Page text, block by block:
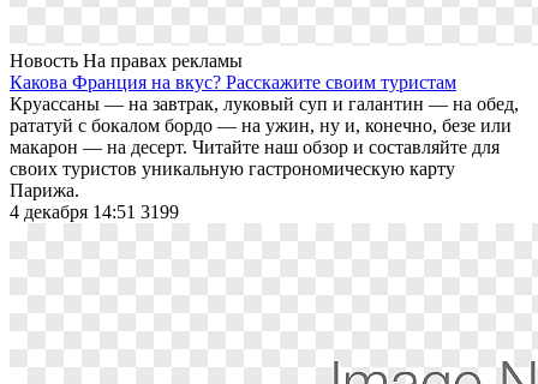
Новость На правах рекламы
Какова Франция на вкус? Расскажите своим туристам
Круассаны — на завтрак, луковый суп и галантин — на обед,
рататуй с бокалом бордо — на ужин, ну и, конечно, безе или
макарон — на десерт. Читайте наш обзор и составляйте для
своих туристов уникальную гастрономическую карту
Парижа.
4 декабря 14:51 3199